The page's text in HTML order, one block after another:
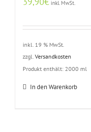
inkl. MwSt.
inkl. 19 % MwSt.
zzgl. Versandkosten
Produkt enthält: 2000 ml
In den Warenkorb